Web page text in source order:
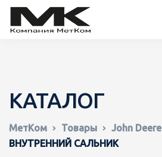
КАТАЛОГ
МетКом Товары John Deere
ВНУТРЕННИЙ САЛЬНИК